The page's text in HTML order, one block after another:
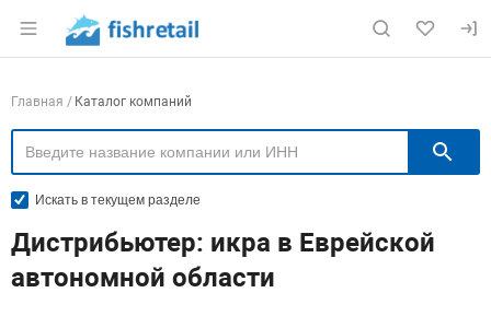
Раздел навигации по сайту fishretail.ru
Навигация по компаниям
Главная Каталог компаний
Искать в текущем разделе
Дистрибьютер: икра в Еврейской
автономной области